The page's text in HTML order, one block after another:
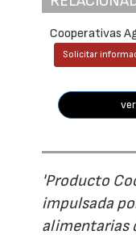
Cooperativas
Solicitar
'Producto
impulsada
alimentarias